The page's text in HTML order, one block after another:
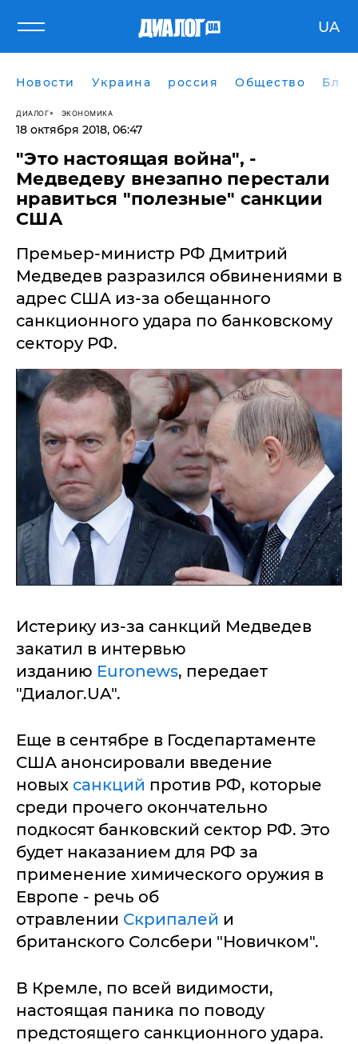
UA
Новости Украина россия Общество
ДИАЛОГ ЭКОНОМИКА
18 октября 2018, 06:47
​"Это настоящая война", -
Медведеву внезапно перестали
нравиться "полезные" санкции
США
Премьер-министр РФ Дмитрий
Медведев разразился обвинениями в
адрес США из-за обещанного
санкционного удара по банковскому
сектору РФ.
Истерику из-за санкций Медведев
закатил в интервью
изданию Euronews, передает
"Диалог.UA".
Еще в сентябре в Госдепартаменте
США анонсировали введение
новых санкций против РФ, которые
среди прочего окончательно
подкосят банковский сектор РФ. Это
будет наказанием для РФ за
применение химического оружия в
Европе - речь об
отравлении Скрипалей и
британского Солсбери "Новичком".
В Кремле, по всей видимости,
настоящая паника по поводу
предстоящего санкционного удара.